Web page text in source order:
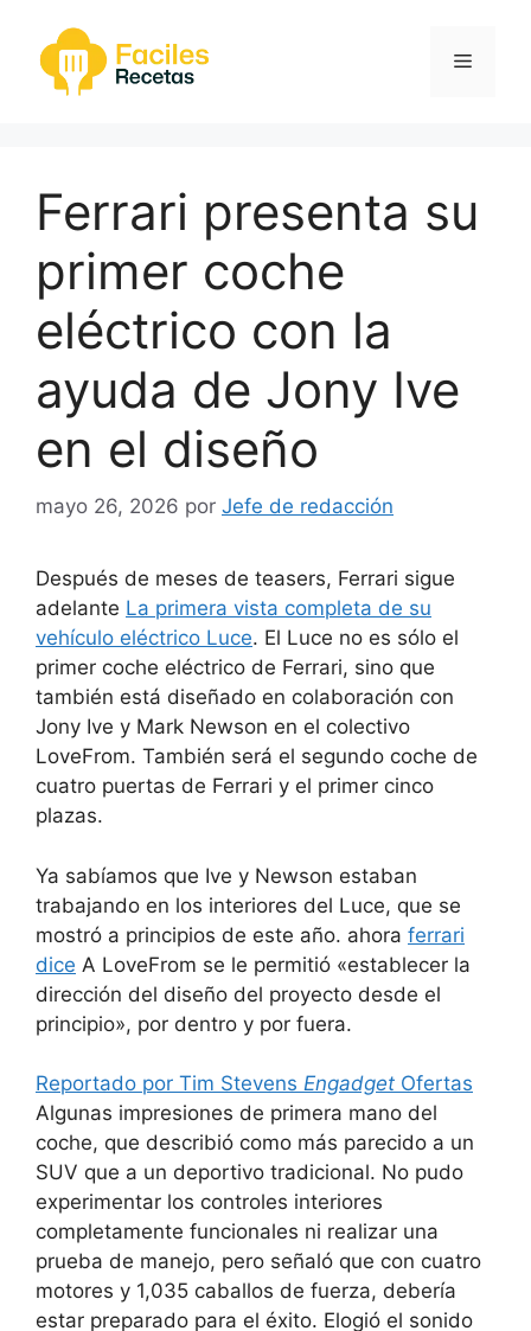
contenido
Menú
Ferrari presenta su
primer coche
eléctrico con la
ayuda de Jony Ive
en el diseño
mayo 26, 2026 por Jefe de redacción
Después de meses de teasers, Ferrari sigue
adelante La primera vista completa de su
vehículo eléctrico Luce. El Luce no es sólo el
primer coche eléctrico de Ferrari, sino que
también está diseñado en colaboración con
Jony Ive y Mark Newson en el colectivo
LoveFrom. También será el segundo coche de
cuatro puertas de Ferrari y el primer cinco
plazas.
Ya sabíamos que Ive y Newson estaban
trabajando en los interiores del Luce, que se
mostró a principios de este año. ahora ferrari
dice A LoveFrom se le permitió «establecer la
dirección del diseño del proyecto desde el
principio», por dentro y por fuera.
Reportado por Tim Stevens Engadget Ofertas
Algunas impresiones de primera mano del
coche, que describió como más parecido a un
SUV que a un deportivo tradicional. No pudo
experimentar los controles interiores
completamente funcionales ni realizar una
prueba de manejo, pero señaló que con cuatro
motores y 1,035 caballos de fuerza, debería
estar preparado para el éxito. Elogió el sonido